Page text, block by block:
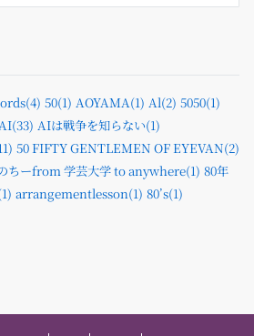
50(1) AOYAMA(1) Al(2) 5050(1)
AIは戦争を知らない(1)
50 FIFTY GENTLEMEN OF EYEVAN(2)
ちーfrom 学芸大学 to anywhere(1) 80年
arrangementlesson(1) 80’s(1)